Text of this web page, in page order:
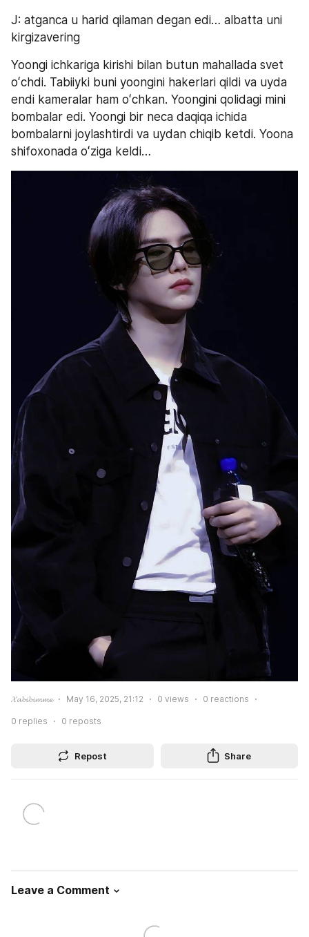
J: atganca u harid qilaman degan edi… albatta uni
kirgizavering
Yoongi ichkariga kirishi bilan butun mahallada svet
oʻchdi. Tabiiyki buni yoongini hakerlari qildi va uyda
endi kameralar ham oʻchkan. Yoongini qolidagi mini
bombalar edi. Yoongi bir neca daqiqa ichida
bombalarni joylashtirdi va uydan chiqib ketdi. Yoona
shifoxonada oʻziga keldi…
𝓧𝓪𝓫𝓲𝓫𝓲𝓶𝓶𝓮 May 16, 2025, 21:12 0 views 0 reactions
0 replies 0 reposts
Repost Share
Leave a Comment